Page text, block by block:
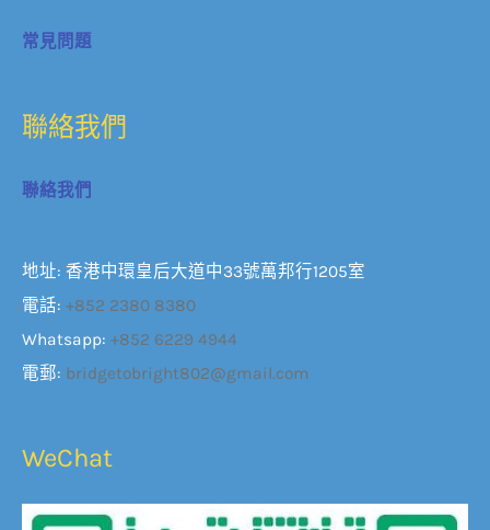
常見問題
聯絡我們
聯絡我們
地址: 香港中環皇后大道中33號萬邦行1205室
電話: +852 2380 8380
Whatsapp: +852 6229 4944
電郵: bridgetobright802@gmail.com
WeChat